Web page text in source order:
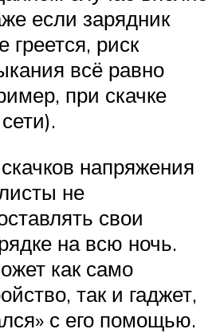
если зарядник
греется, риск
всё равно
при скачке
напряжения
не
свои
на всю ночь.
как само
так и гаджет,
с его помощью.